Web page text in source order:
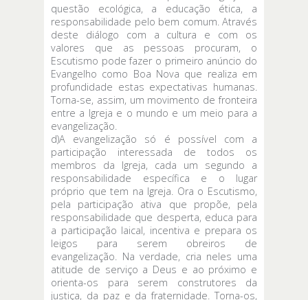
questão ecológica, a educação ética, a
responsabilidade pelo bem comum. Através
deste diálogo com a cultura e com os
valores que as pessoas procuram, o
Escutismo pode fazer o primeiro anúncio do
Evangelho como Boa Nova que realiza em
profundidade estas expectativas humanas.
Torna-se, assim, um movimento de fronteira
entre a Igreja e o mundo e um meio para a
evangelização.
d)A evangelização só é possível com a
participação interessada de todos os
membros da Igreja, cada um segundo a
responsabilidade específica e o lugar
próprio que tem na Igreja. Ora o Escutismo,
pela participação ativa que propõe, pela
responsabilidade que desperta, educa para
a participação laical, incentiva e prepara os
leigos para serem obreiros de
evangelização. Na verdade, cria neles uma
atitude de serviço a Deus e ao próximo e
orienta-os para serem construtores da
justiça, da paz e da fraternidade. Torna-os,